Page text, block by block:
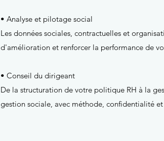
• Analyse et pilotage social
Les données sociales, contractuelles et
d'amélioration et renforcer la performance de
• Conseil du dirigeant
De la structuration de votre politique RH à la
gestion sociale, avec méthode, confidentialité